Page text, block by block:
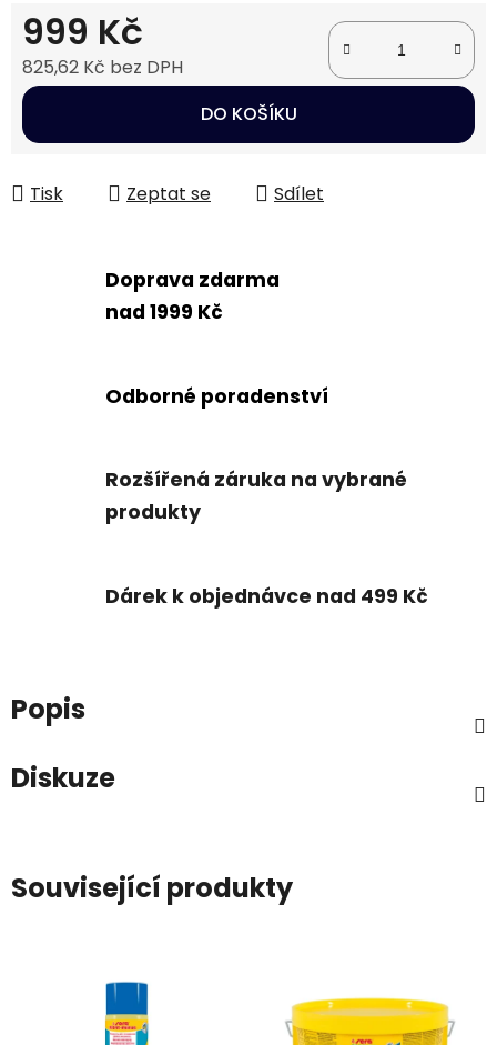
999 Kč
825,62 Kč bez DPH
Měrná cena:
DO KOŠÍKU
Tisk Zeptat se Sdílet
Doprava zdarma
nad 1999 Kč
Odborné poradenství
Rozšířená záruka na vybrané
produkty
Dárek k objednávce nad 499 Kč
Popis
Diskuze
Související produkty